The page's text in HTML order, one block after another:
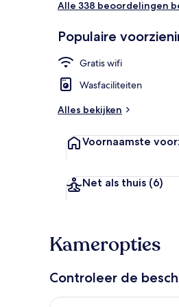
Alle 338 beoordelingen
Populaire
Gratis wifi
Wasfaciliteiten
Alles bekijken
Voornaamste
Net als thuis (6)
Kameropties
Controleer de
De beschikbaarheid